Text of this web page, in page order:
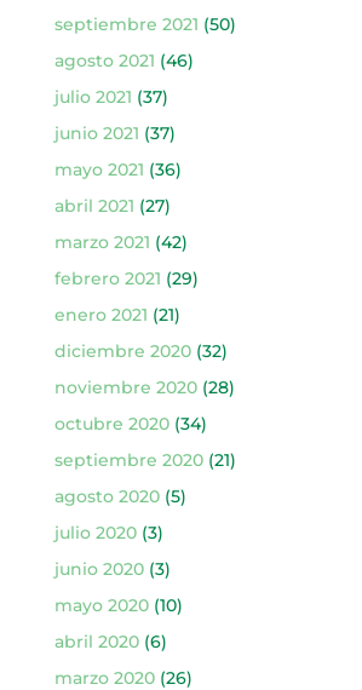
septiembre 2021 (50)
agosto 2021 (46)
julio 2021 (37)
junio 2021 (37)
mayo 2021 (36)
abril 2021 (27)
marzo 2021 (42)
febrero 2021 (29)
enero 2021 (21)
diciembre 2020(32)
noviembre 2020(28)
octubre 2020(34)
septiembre 2020(21)
agosto 2020(5)
julio 2020(3)
junio 2020(3)
mayo 2020(10)
abril 2020(6)
marzo 2020(26)